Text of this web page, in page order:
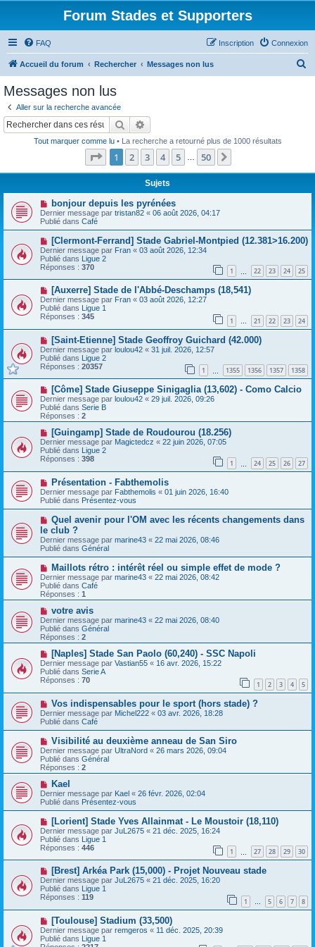
Forum Stades et Supporters
FAQ Connexion
Inscription
Accueil du forum Rechercher Messages non lus
Messages non lus
Aller sur la recherche avancée
Rechercher
Tout marquer comme lu• La recherche a retourné plus de 1000 résultats
Page 1sur50
1 2 3 4 5 50
Sujets
N
o
u
v
e
u
m
e
s
s
a
g
e
bonjour depuis les pyrénées
Dernier message par tristan82 « 06 août 2026, 04:17
Publié dans Café
N
o
u
v
e
a
m
e
s
s
a
e
[Clermont-Ferrand] Stade Gabriel-Montpied (12.381>16.200)
Dernier message par Fran « 03 août 2026, 12:34
Publié dans Ligue 2
Réponses : 370 1 22 23 24 25
N
o
u
v
e
a
u
m
e
s
s
a
e
[Auxerre] Stade de l'Abbé-Deschamps (18,541)
Dernier message par Fran « 03 août 2026, 12:27
Publié dans Ligue 1
Réponses : 345 1 … 21 22 23 24
N
o
u
v
e
a
m
e
s
s
a
g
e
[Saint-Etienne] Stade Geoffroy Guichard (42.000)
Dernier message par loulou42 « 31 juil. 2026, 12:57
Publié dans Ligue 2
Réponses : 20357 1 1355 1356 1357 1358
N
o
u
v
e
a
u
m
e
s
s
a
g
e
[Côme] Stade Giuseppe Sinigaglia (13,602) - Como Calcio
Dernier message par loulou42 « 29 juil. 2026, 09:26
Publié dans Serie B
Réponses : 2
N
o
u
v
e
a
m
e
s
s
a
g
e
[Guingamp] Stade de Roudourou (18.256)
Dernier message par Magictedcz « 22 juin 2026, 07:05
Publié dans Ligue 2
Réponses : 398 1 24 25 26 27
N
o
u
v
a
u
m
e
s
s
a
g
e
Présentation - Fabthemolis
Dernier message par Fabthemolis « 01 juin 2026, 16:40
Publié dans Présentez-vous
N
u
v
e
a
m
e
s
s
a
g
e
Quel avenir pour l'OM avec les récents changements dans
le club ?
Dernier message par marine43 « 22 mai 2026, 08:46
Publié dans Général
N
o
u
v
e
a
m
e
s
s
a
g
e
Maillots rétro : intérêt réel ou simple effet de mode ?
Dernier message par marine43 « 22 mai 2026, 08:42
Publié dans Café
Réponses : 1
N
o
u
v
e
a
u
m
e
s
s
a
g
e
votre avis
Dernier message par marine43 « 22 mai 2026, 08:40
Publié dans Général
Réponses : 2
N
o
u
v
e
a
u
m
e
s
g
e
[Naples] Stade San Paolo (60,240) - SSC Napoli
Dernier message par Vastian55 « 16 avr. 2026, 15:22
Publié dans Serie A
Réponses : 70 1 2 3 4 5
N
o
u
v
e
u
m
e
s
a
g
e
Vos indispensables pour le sport (hors stade) ?
Dernier message par Michel222 « 03 avr. 2026, 18:28
Publié dans Café
N
o
u
v
e
a
u
m
e
a
g
e
Visibilité au deuxième anneau de San Siro
Dernier message par UltraNord « 26 mars 2026, 09:04
Publié dans Général
Réponses : 2
N
o
u
v
e
u
m
e
s
s
a
g
e
Kael
Dernier message par Kael « 26 févr. 2026, 02:04
Publié dans Présentez-vous
N
o
u
v
e
a
m
e
s
s
a
e
[Lorient] Stade Yves Allainmat - Le Moustoir (18,110)
Dernier message par JuL2675 « 21 déc. 2025, 16:24
Publié dans Ligue 1
Réponses : 446 1 27 28 29 30
N
o
u
v
e
a
m
e
s
[Brest] Arkéa Park (15,000) - Projet Nouveau stade
Dernier message par JuL2675 « 21 déc. 2025, 16:20
Publié dans
Ligue 1
Réponses : 119 1 … 5 6 7 8
N
o
u
v
[Toulouse] Stadium (33,500)
Dernier message par remgeros « 11 déc. 2025, 20:39
Publié dans Ligue 1